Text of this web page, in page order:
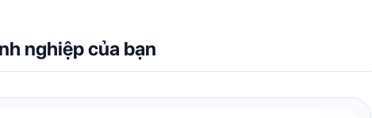
nghiệp của bạn